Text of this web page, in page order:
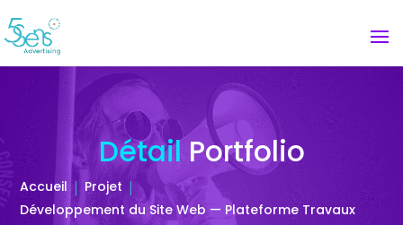
Détail Portfolio
Accueil
Projet
Développement du Site Web — Plateforme Travaux